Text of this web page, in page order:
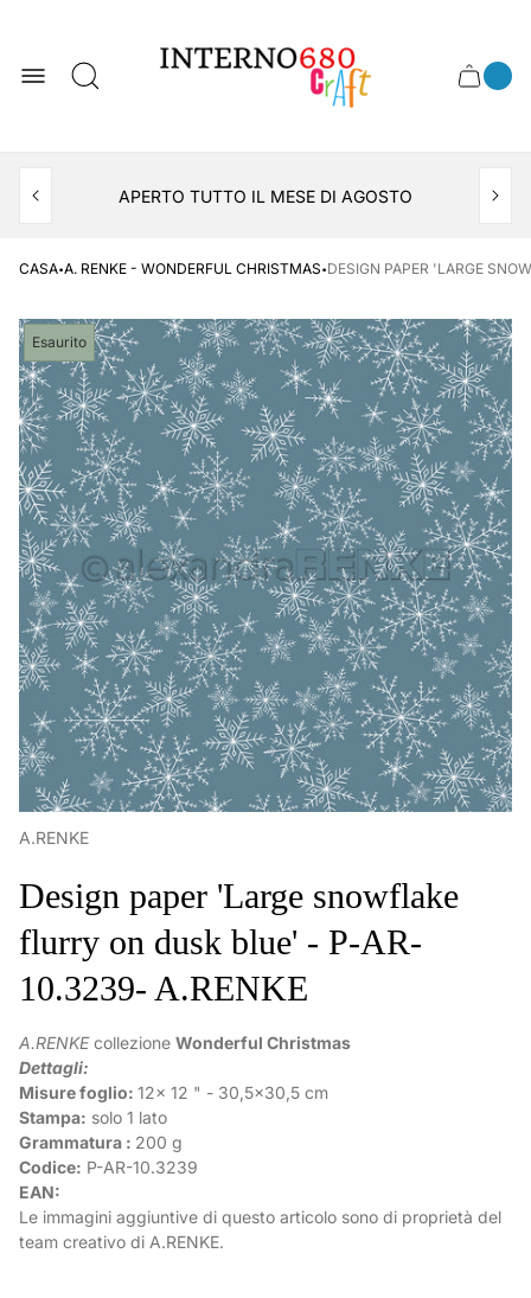
del
negozio
Cassetto
APERTO TUTTO IL MESE DI AGOSTO
CASA·A. RENKE - WONDERFUL CHRISTMAS·DESIGN PAPER 'LARGE
Etichetta
del
prodotto:
Esaurito
A.RENKE
Design paper 'Large snowflake
flurry on dusk blue' - P-AR-
10.3239- A.RENKE
A.RENKEcollezione Wonderful Christmas
Dettagli:
Misure foglio: 12x 12 " - 30,5x30,5 cm
Stampa: solo 1 lato
Grammatura : 200 g
Codice: P-AR-10.3239
EAN:
Le immagini aggiuntive di questo articolo sono di proprietà del
team creativo di A.RENKE.